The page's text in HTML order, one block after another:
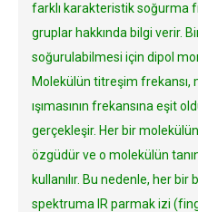
farklı karakteristik soğurma
gruplar hakkında bilgi verir.
soğurulabilmesi için dipol
Molekülün titreşim frekansı,
ışımasının frekansına eşit
gerçekleşir. Her bir
özgüdür ve o molekülün
kullanılır. Bu nedenle, her bir
spektruma IR parmak izi